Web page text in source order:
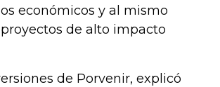
económicos y al mismo
de alto impacto
de Porvenir, explicó